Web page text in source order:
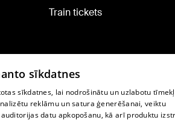
Train tickets
sīkdatnes
sīkdatnes, lai nodrošinātu un uzlabotu
reklāmu un satura ģenerēšanai, veiktu
datu apkopošanu, kā arī produktu